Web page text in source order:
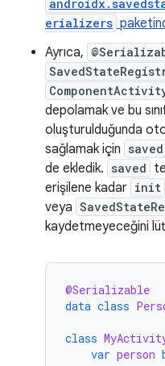
erializers
Ayrıca,
depolamak ve bu
oluşturulduğunda
sağlamak için saved
de ekledik. saved
erişilene kadar init
veya
kaydetmeyeceğini
@Serializable
data class
class
var person